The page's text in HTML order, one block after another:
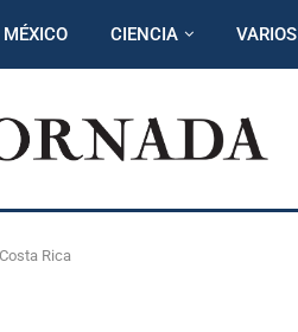
MÉXICO CIENCIA VARIOS
Rica